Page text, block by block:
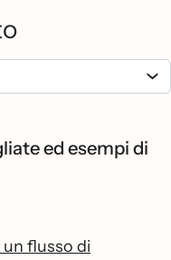
ed esempi di
flusso di